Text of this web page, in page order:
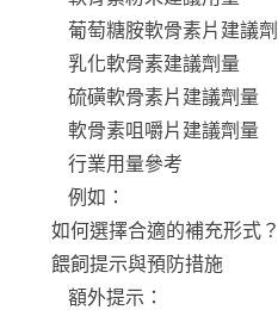
葡萄糖胺軟骨素片建議
乳化軟骨素建議劑量
硫磺軟骨素片建議劑量
軟骨素咀嚼片建議劑量
行業用量參考
例如：
如何選擇合適的補充形式？
餵飼提示與預防措施
額外提示：